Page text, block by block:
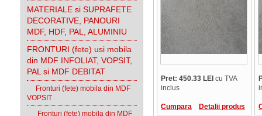
MATERIALE si SUPRAFETE
DECORATIVE, PANOURI
MDF, HDF, PAL, ALUMINIU
FRONTURI (fete) usi mobila
din MDF INFOLIAT, VOPSIT,
PAL si MDF DEBITAT
Fronturi (fete) mobila din MDF
VOPSIT
Fronturi (fete) mobila din MDF
Pret: 450.33 LEI cu TVA
inclus
Cumpara Detalii produs